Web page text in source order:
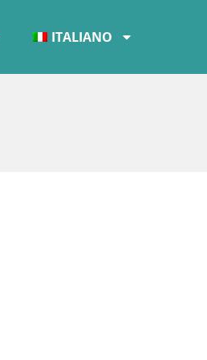
ITALIANO